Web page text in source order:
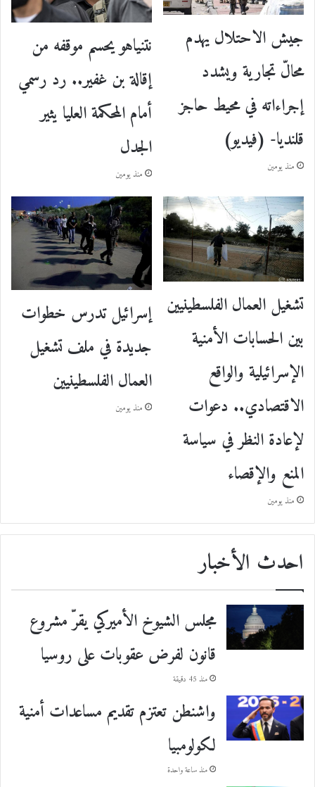
جيش الاحتلال يهدم
محالّ تجارية ويشدد
إجراءاته في محيط حاجز
قلنديا- (فيديو)
منذ يومين
نتنياهو يحسم موقفه من
إقالة بن غفير.. رد رسمي
أمام المحكمة العليا يثير
الجدل
منذ يومين
تشغيل العمال الفلسطينيين
بين الحسابات الأمنية
الإسرائيلية والواقع
الاقتصادي.. دعوات
لإعادة النظر في سياسة
المنع والإقصاء
منذ يومين
إسرائيل تدرس خطوات
جديدة في ملف تشغيل
العمال الفلسطينيين
منذ يومين
احدث الأخبار
مجلس الشيوخ الأميركي يقرّ مشروع
قانون لفرض عقوبات على روسيا
منذ 45 دقيقة
واشنطن تعتزم تقديم مساعدات أمنية
لكولومبيا
منذ ساعة واحدة